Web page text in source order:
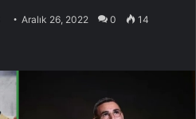
Aralık 26, 2022 0 14